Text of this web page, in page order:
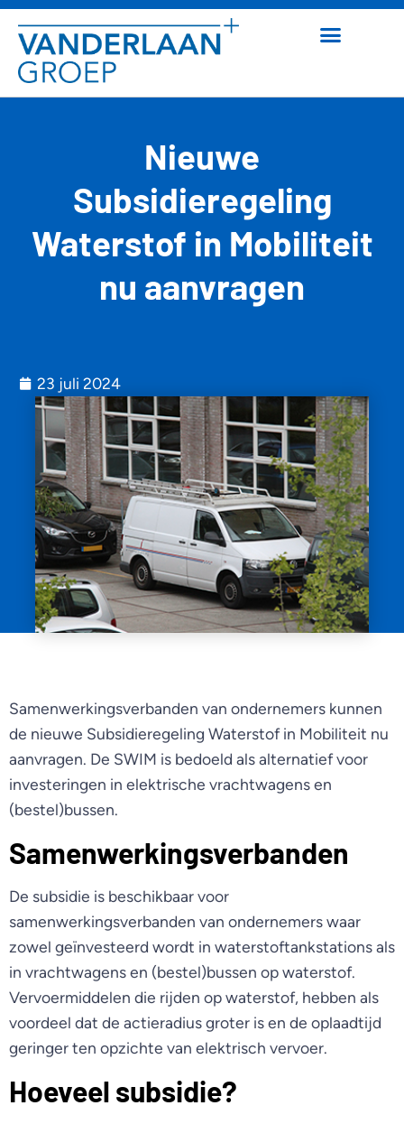
Nieuwe
Subsidieregeling
Waterstof in Mobiliteit
nu aanvragen
23 juli 2024
Samenwerkingsverbanden van ondernemers kunnen
de nieuwe Subsidieregeling Waterstof in Mobiliteit nu
aanvragen. De SWIM is bedoeld als alternatief voor
investeringen in elektrische vrachtwagens en
(bestel)bussen.
Samenwerkingsverbanden
De subsidie is beschikbaar voor
samenwerkingsverbanden van ondernemers waar
zowel geïnvesteerd wordt in waterstoftankstations als
in vrachtwagens en (bestel)bussen op waterstof.
Vervoermiddelen die rijden op waterstof, hebben als
voordeel dat de actieradius groter is en de oplaadtijd
geringer ten opzichte van elektrisch vervoer.
Hoeveel subsidie?